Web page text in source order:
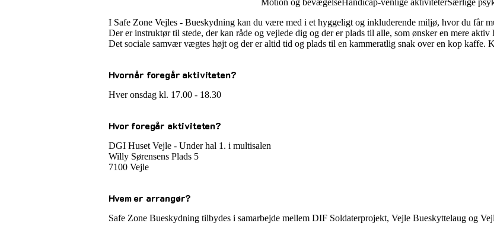
Motion og bevægelseHandicap-venlige aktiviteterSærlige
I Safe Zone Vejles - Bueskydning kan du være med i et hyggeligt og inkluderende miljø, hvor du får
Der er instruktør til stede, der kan råde og vejlede dig og der er plads til alle, som ønsker en mere
Det sociale samvær vægtes højt og der er altid tid og plads til en kammeratlig snak over en kop kaffe.
Hvornår foregår aktiviteten?
Hver onsdag kl. 17.00 - 18.30
Hvor foregår aktiviteten?
DGI Huset Vejle - Under hal 1. i multisalen
Willy Sørensens Plads 5
7100 Vejle
Hvem er arrangør?
Safe Zone Bueskydning tilbydes i samarbejde mellem DIF Soldaterprojekt, Vejle Bueskyttelaug og